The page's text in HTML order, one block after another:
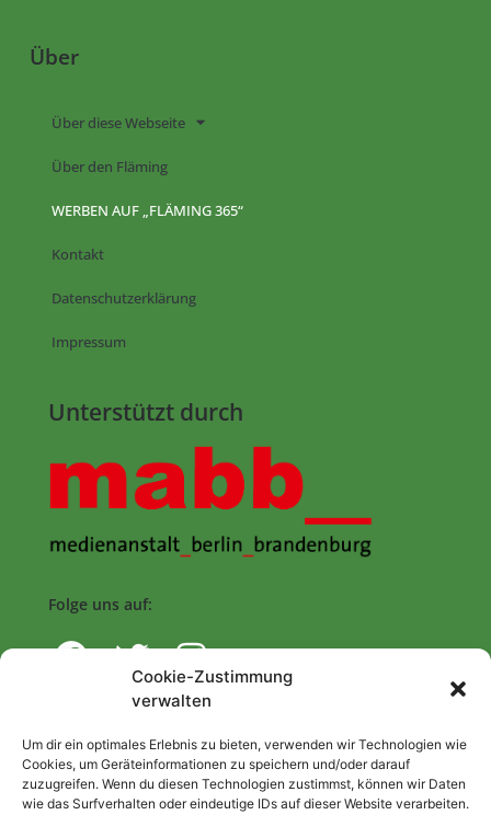
Cookie-Zustimmung
verwalten
Um dir ein optimales Erlebnis zu bieten, verwenden wir Technologien wie
Cookies, um Geräteinformationen zu speichern und/oder darauf
zuzugreifen. Wenn du diesen Technologien zustimmst, können wir Daten
wie das Surfverhalten oder eindeutige IDs auf dieser Website verarbeiten.
Über
Über diese Webseite
Über den Fläming
WERBEN AUF „FLÄMING 365“
Kontakt
Datenschutzerklärung
Impressum
Unterstützt durch
Folge uns auf:
Start